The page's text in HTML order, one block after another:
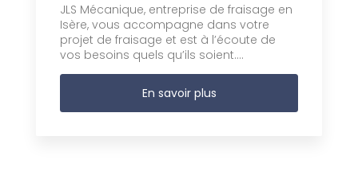
JLS Mécanique, entreprise de fraisage en
Isère, vous accompagne dans votre
projet de fraisage et est à l’écoute de
vos besoins quels qu’ils soient....
En savoir plus